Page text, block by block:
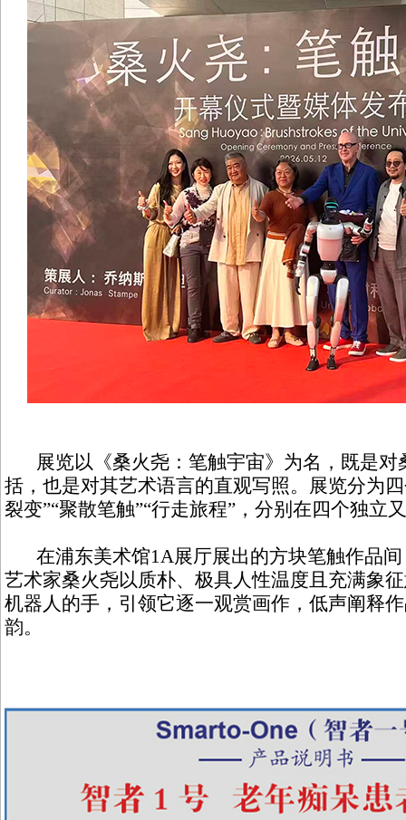
展览以《桑火尧：笔触宇宙》为名，既是对
括，也是对其艺术语言的直观写照。展览分为
裂变”“聚散笔触”“行走旅程”，分别在四个独立
在浦东美术馆1A展厅展出的方块笔触作品间
艺术家桑火尧以质朴、极具人性温度且充满象
机器人的手，引领它逐一观赏画作，低声阐释
韵。